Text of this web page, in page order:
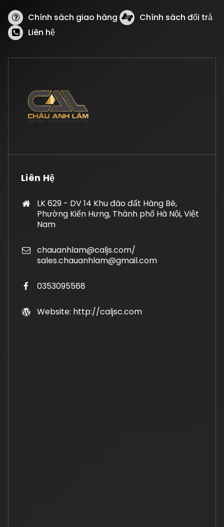
Chính sách giao hàng
Chính sách đổi trả
Liên hệ
Liên Hệ
LK 629 - DV 14 Khu đào đất Hàng Bè,
Phường Kiến Hưng, Thành phố Hà Nội, Việt
Nam
chauanhlam@caljs.com/
sales.chauanhlam@gmail.com
0353095568
Website: http://caljsc.com